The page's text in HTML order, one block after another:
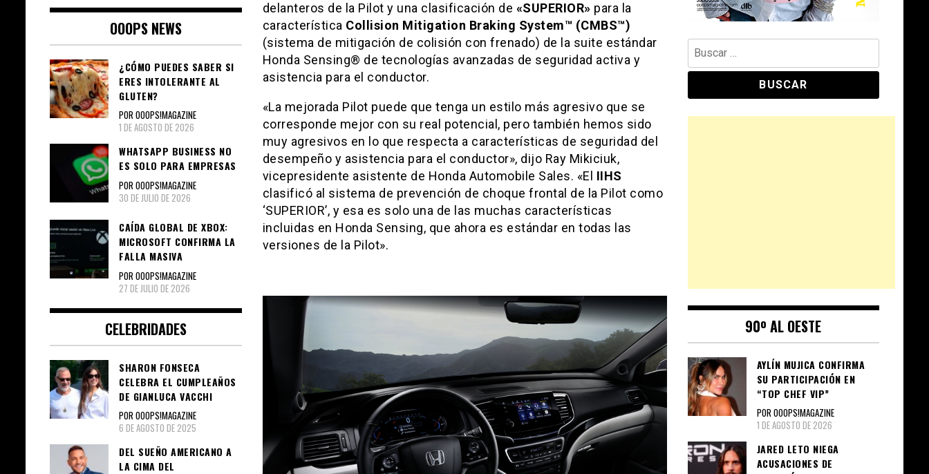
delanteros de la Pilot y una clasificación de «SUPERIOR» para la
característica Collision Mitigation Braking System™ (CMBS™)
(sistema de mitigación de colisión con frenado) de la suite estándar
Honda Sensing® de tecnologías avanzadas de seguridad activa y
asistencia para el conductor.
«La mejorada Pilot puede que tenga un estilo más agresivo que se
corresponde mejor con su real potencial, pero también hemos sido
muy agresivos en lo que respecta a características de seguridad del
desempeño y asistencia para el conductor», dijo Ray Mikiciuk,
vicepresidente asistente de Honda Automobile Sales. «El IIHS
clasificó al sistema de prevención de choque frontal de la Pilot como
‘SUPERIOR’, y esa es solo una de las muchas características
incluidas en Honda Sensing, que ahora es estándar en todas las
versiones de la Pilot».
OOOPS NEWS
¿CÓMO PUEDES SABER SI
ERES INTOLERANTE AL
GLUTEN?
POR OOOPS!MAGAZINE
1 DE AGOSTO DE 2026
WHATSAPP BUSINESS NO
ES SOLO PARA EMPRESAS
POR OOOPS!MAGAZINE
30 DE JULIO DE 2026
CAÍDA GLOBAL DE XBOX:
MICROSOFT CONFIRMA LA
FALLA MASIVA
POR OOOPS!MAGAZINE
27 DE JULIO DE 2026
CELEBRIDADES
SHARON FONSECA
CELEBRA EL CUMPLEAÑOS
DE GIANLUCA VACCHI
POR OOOPS!MAGAZINE
6 DE AGOSTO DE 2025
DEL SUEÑO AMERICANO A
LA CIMA DEL
Buscar:
90º AL OESTE
AYLÍN MUJICA CONFIRMA
SU PARTICIPACIÓN EN
“TOP CHEF VIP”
POR OOOPS!MAGAZINE
1 DE AGOSTO DE 2026
JARED LETO NIEGA
ACUSACIONES DE